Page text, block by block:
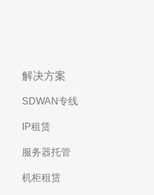
解决方案
SDWAN专线
IP租赁
服务器托管
机柜租赁